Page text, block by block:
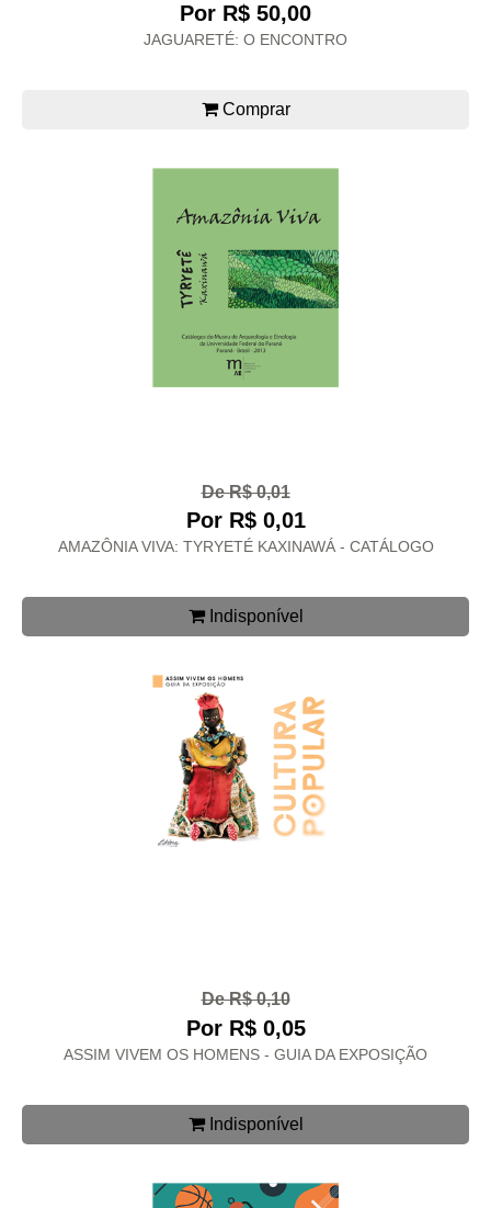
Por R$ 50,00
JAGUARETÉ: O ENCONTRO
Comprar
De R$ 0,01
Por R$ 0,01
AMAZÔNIA VIVA: TYRYETÉ KAXINAWÁ - CATÁLOGO
Indisponível
De R$ 0,10
Por R$ 0,05
ASSIM VIVEM OS HOMENS - GUIA DA EXPOSIÇÃO
Indisponível